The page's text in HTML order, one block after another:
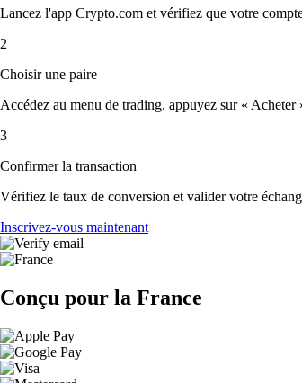
Lancez l'app Crypto.com et vérifiez que votre
2
Choisir une paire
Accédez au menu de trading, appuyez sur «
3
Confirmer la transaction
Vérifiez le taux de conversion et valider votre
Inscrivez-vous maintenant
Conçu pour la France